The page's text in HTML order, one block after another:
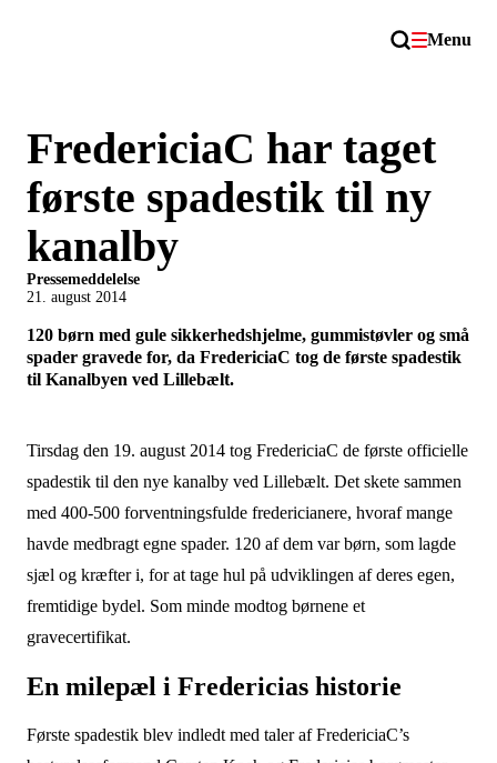
Menu
FredericiaC har taget
første spadestik til ny
kanalby
Pressemeddelelse
21. august 2014
120 børn med gule sikkerhedshjelme, gummistøvler og små
spader gravede for, da FredericiaC tog de første spadestik
til Kanalbyen ved Lillebælt.
Tirsdag den 19. august 2014 tog FredericiaC de første officielle
spadestik til den nye kanalby ved Lillebælt. Det skete sammen
med 400-500 forventningsfulde fredericianere, hvoraf mange
havde medbragt egne spader. 120 af dem var børn, som lagde
sjæl og kræfter i, for at tage hul på udviklingen af deres egen,
fremtidige bydel. Som minde modtog børnene et
gravecertifikat.
En milepæl i Fredericias historie
Første spadestik blev indledt med taler af FredericiaC’s